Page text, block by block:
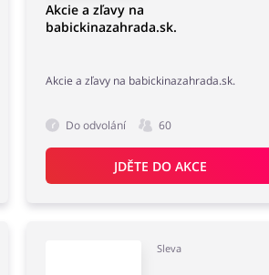
Akcie a zľavy na
babickinazahrada.sk.
Akcie a zľavy na babickinazahrada.sk.
Do odvolání 60
JDĚTE DO AKCE
Sleva